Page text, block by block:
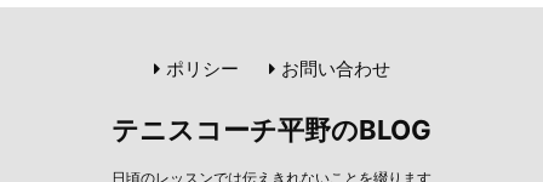
ポリシー お問い合わせ
テニスコーチ平野のBLOG
日頃のレッスンでは伝えきれないことを綴ります